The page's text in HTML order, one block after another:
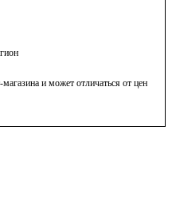
и может отличаться от цен